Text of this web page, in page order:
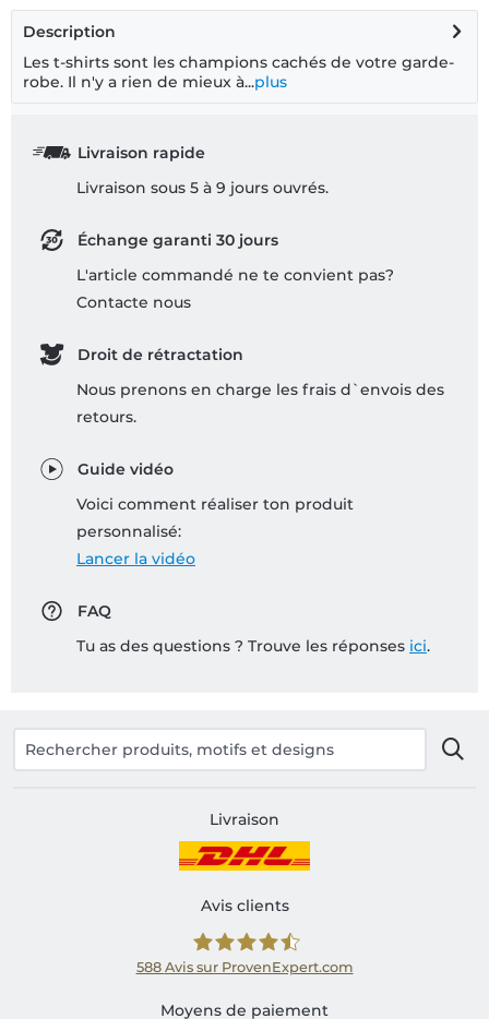
Description
Les t-shirts sont les champions cachés de votre garde-
robe. Il n'y a rien de mieux à...plus
Livraison rapide
Livraison sous 5 à 9 jours ouvrés.
Échange garanti 30 jours
L'article commandé ne te convient pas?
Contacte nous
Droit de rétractation
Nous prenons en charge les frais d`envois des
retours.
Guide vidéo
Voici comment réaliser ton produit
personnalisé:
Lancer la vidéo
FAQ
Tu as des questions ? Trouve les réponses ici.
Livraison
Avis clients
Shirtinator FR
588 Avis sur ProvenExpert.com
Moyens de paiement